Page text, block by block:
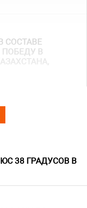
СОСТАВЕ
В
38 ГРАДУСОВ В